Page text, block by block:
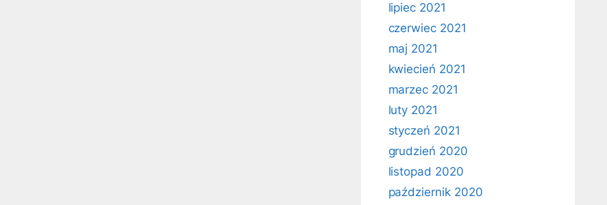
lipiec 2021
czerwiec 2021
maj 2021
kwiecień 2021
marzec 2021
luty 2021
styczeń 2021
grudzień 2020
listopad 2020
październik 2020